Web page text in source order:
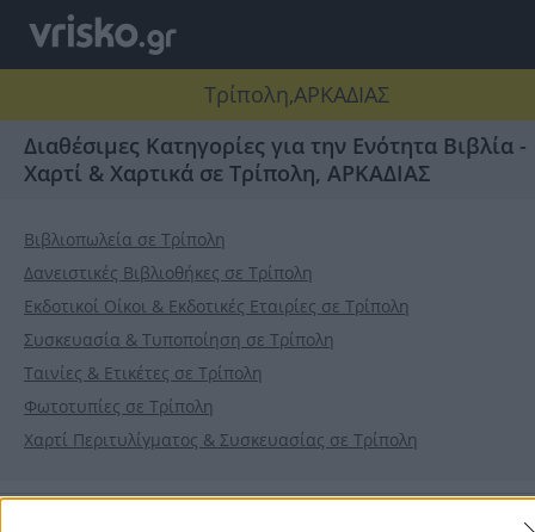
Τρίπολη,ΑΡΚΑΔΙΑΣ
Διαθέσιμες Κατηγορίες για την Ενότητα Βιβλία -
Χαρτί & Χαρτικά σε Τρίπολη, ΑΡΚΑΔΙΑΣ
Βιβλιοπωλεία σε Τρίπολη
Δανειστικές Βιβλιοθήκες σε Τρίπολη
Εκδοτικοί Οίκοι & Εκδοτικές Εταιρίες σε Τρίπολη
Συσκευασία & Τυποποίηση σε Τρίπολη
Ταινίες & Ετικέτες σε Τρίπολη
Φωτοτυπίες σε Τρίπολη
Χαρτί Περιτυλίγματος & Συσκευασίας σε Τρίπολη